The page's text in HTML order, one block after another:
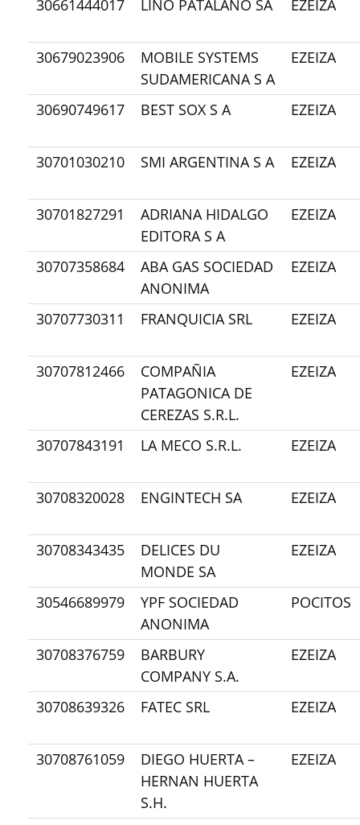
30661444017 LINO PATALANO SA EZEIZA
30679023906
MOBILE SYSTEMS
SUDAMERICANA S A
EZEIZA
30690749617 BEST SOX S A EZEIZA
30701030210 SMI ARGENTINA S A EZEIZA
30701827291
ADRIANA HIDALGO
EDITORA S A
EZEIZA
30707358684
ABA GAS SOCIEDAD
ANONIMA
EZEIZA
30707730311 FRANQUICIA SRL EZEIZA
30707812466
COMPAÑIA
PATAGONICA DE
CEREZAS S.R.L.
EZEIZA
30707843191 LA MECO S.R.L. EZEIZA
30708320028 ENGINTECH SA EZEIZA
30708343435
DELICES DU
MONDE SA
EZEIZA
30546689979
YPF SOCIEDAD
ANONIMA
POCITOS
30708376759
BARBURY
COMPANY S.A.
EZEIZA
30708639326 FATEC SRL EZEIZA
30708761059
DIEGO HUERTA –
HERNAN HUERTA
S.H.
EZEIZA